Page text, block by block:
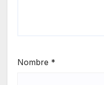
Nombre *